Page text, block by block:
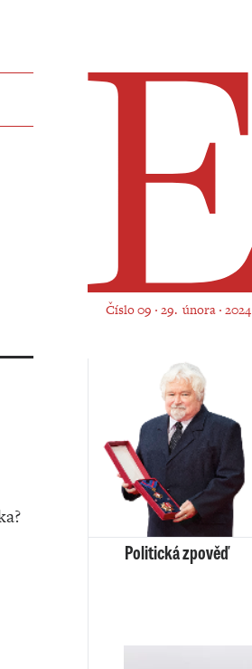
Číslo 09 ‧ 29. února ‧ 2024
Politická zpověď